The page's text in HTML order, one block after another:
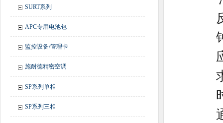
SURT系列
APC专用电池包
监控设备/管理卡
施耐德精密空调
SP系列单相
SP系列三相